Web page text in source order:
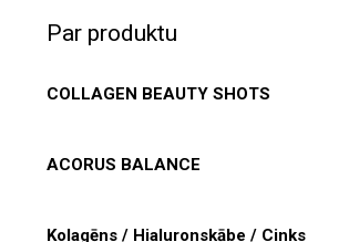
Par produktu
COLLAGEN BEAUTY SHOTS
ACORUS BALANCE
Kolagēns / Hialuronskābe / Cinks